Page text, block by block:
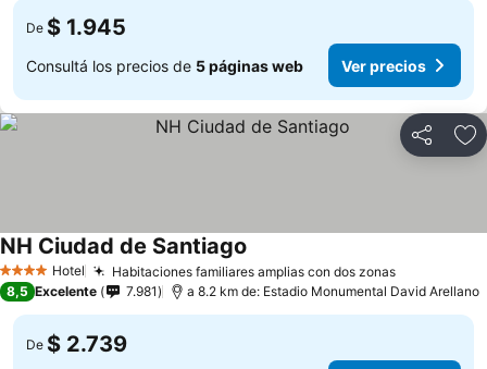
De $ 1.945
Consultá los precios de 5 páginas web Ver precios
Compartir
4 EstrellasHotel Habitaciones familiares amplias con dos zonas
NH Ciudad de Santiago
8,5 Excelente 7.981 a 8.2 km de: Estadio Monumental David Arellano
De $ 2.739